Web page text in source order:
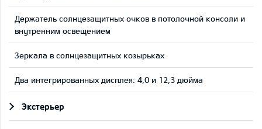
Держатель солнцезащитных очков в потолочной консоли и
внутренним освещением
Зеркала в солнцезащитных козырьках
Два интегрированных дисплея: 4,0 и 12,3 дюйма
Экстерьер